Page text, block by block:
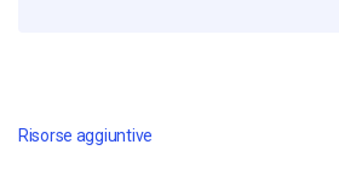
Risorse aggiuntive